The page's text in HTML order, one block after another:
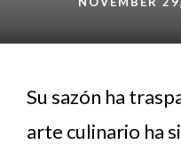
Su sazón ha
arte culinario ha